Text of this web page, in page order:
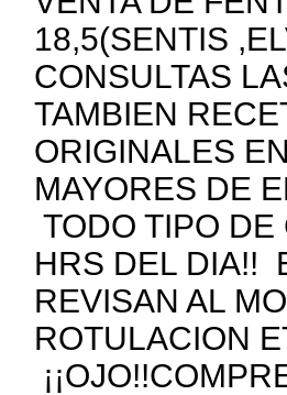
18,5(SENTIS
CONSULTAS
TAMBIEN
ORIGINALES
MAYORES DE
TODO TIPO
HRS DEL DIA!!
REVISAN AL
ROTULACION